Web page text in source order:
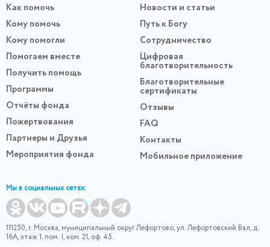
Как помочь
Кому помочь
Кому помогли
Помогаем вместе
Получить помощь
Программы
Отчёты фонда
Пожертвования
Партнеры и Друзья
Мероприятия фонда
Новости и статьи
Путь к Богу
Сотрудничество
Цифровая
благотворительность
Благотворительные
сертификаты
Отзывы
FAQ
Контакты
Мобильное приложение
Мы в социальных сетях:
111250, г. Москва, муниципальный округ Лефортово, ул. Лефортовский Вал, д.
16А, этаж 1, пом. I, ком. 21, оф. 45.